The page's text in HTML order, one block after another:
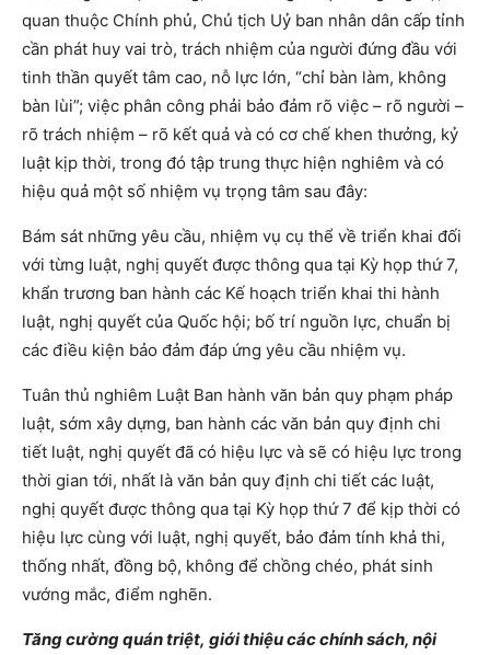
quan thuộc Chính phủ, Chủ tịch Uỷ ban nhân dân cấp tỉnh
cần phát huy vai trò, trách nhiệm của người đứng đầu với
tinh thần quyết tâm cao, nỗ lực lớn, “chỉ bàn làm, không
bàn lùi”; việc phân công phải bảo đảm rõ việc – rõ người –
rõ trách nhiệm – rõ kết quả và có cơ chế khen thưởng, kỷ
luật kịp thời, trong đó tập trung thực hiện nghiêm và có
hiệu quả một số nhiệm vụ trọng tâm sau đây:
Bám sát những yêu cầu, nhiệm vụ cụ thể về triển khai đối
với từng luật, nghị quyết được thông qua tại Kỳ họp thứ 7,
khẩn trương ban hành các Kế hoạch triển khai thi hành
luật, nghị quyết của Quốc hội; bố trí nguồn lực, chuẩn bị
các điều kiện bảo đảm đáp ứng yêu cầu nhiệm vụ.
Tuân thủ nghiêm Luật Ban hành văn bản quy phạm pháp
luật, sớm xây dựng, ban hành các văn bản quy định chi
tiết luật, nghị quyết đã có hiệu lực và sẽ có hiệu lực trong
thời gian tới, nhất là văn bản quy định chi tiết các luật,
nghị quyết được thông qua tại Kỳ họp thứ 7 để kịp thời có
hiệu lực cùng với luật, nghị quyết, bảo đảm tính khả thi,
thống nhất, đồng bộ, không để chồng chéo, phát sinh
vướng mắc, điểm nghẽn.
Tăng cường quán triệt, giới thiệu các chính sách, nội